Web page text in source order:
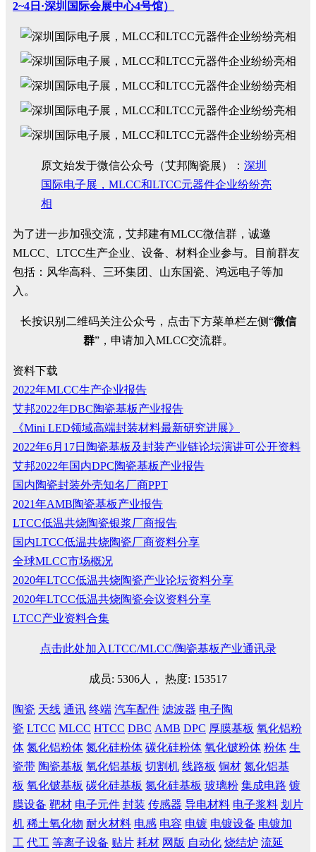
2~4日·深圳国际会展中心4号馆）
原文始发于微信公众号（艾邦陶瓷展）： 深圳
国际电子展，MLCC和LTCC元器件企业纷纷亮
相
为了进一步加强交流，艾邦建有MLCC微信群，诚邀
MLCC、LTCC生产企业、设备、材料企业参与。目前群友
包括：风华高科、三环集团、山东国瓷、鸿远电子等加
入。
长按识别二维码关注公众号，点击下方菜单栏左侧“微信
群”，申请加入MLCC交流群。
资料下载
2022年MLCC生产企业报告
艾邦2022年DBC陶瓷基板产业报告
《Mini LED领域高端封装材料最新研究进展》
2022年6月17日陶瓷基板及封装产业链论坛演讲可公开资料
艾邦2022年国内DPC陶瓷基板产业报告
国内陶瓷封装外壳知名厂商PPT
2021年AMB陶瓷基板产业报告
LTCC低温共烧陶瓷银浆厂商报告
国内LTCC低温共烧陶瓷厂商资料分享
全球MLCC市场概况
2020年LTCC低温共烧陶瓷产业论坛资料分享
2020年LTCC低温共烧陶瓷会议资料分享
LTCC产业资料合集
点击此处加入LTCC/MLCC/陶瓷基板产业通讯录
成员: 5306人， 热度: 153517
陶瓷 天线 通讯 终端 汽车配件 滤波器 电子陶
瓷 LTCC MLCC HTCC DBC AMB DPC 厚膜基板 氧化铝粉
体 氮化铝粉体 氮化硅粉体 碳化硅粉体 氧化铍粉体 粉体 生
瓷带 陶瓷基板 氧化铝基板 切割机 线路板 铜材 氮化铝基
板 氧化铍基板 碳化硅基板 氮化硅基板 玻璃粉 集成电路 镀
膜设备 靶材 电子元件 封装 传感器 导电材料 电子浆料 划片
机 稀土氧化物 耐火材料 电感 电容 电镀 电镀设备 电镀加
工 代工 等离子设备 贴片 耗材 网版 自动化 烧结炉 流延